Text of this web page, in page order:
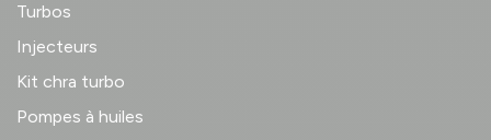
Turbos
Injecteurs
Kit chra turbo
Pompes à huiles